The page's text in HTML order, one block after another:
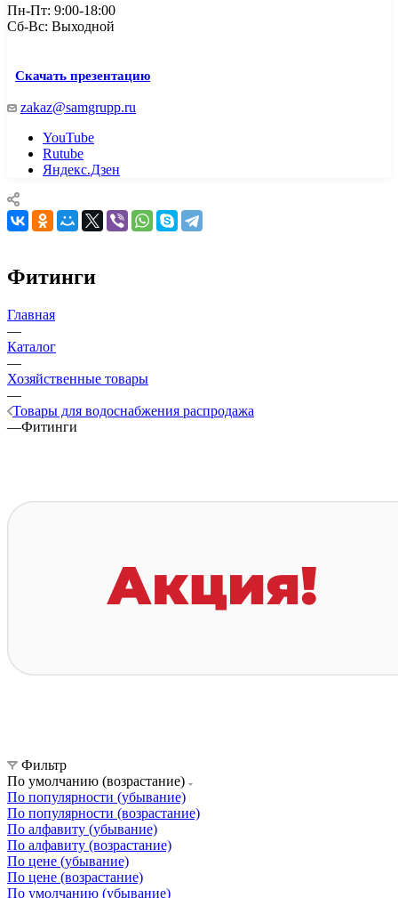
Пн-Пт: 9:00-18:00
Сб-Вс: Выходной
Скачать презентацию
zakaz@samgrupp.ru
YouTube
Rutube
Яндекс.Дзен
Фитинги
Главная
—
Каталог
—
Хозяйственные товары
—
Товары для водоснабжения распродажа
—Фитинги
Фильтр
По умолчанию (возрастание)
По популярности (убывание)
По популярности (возрастание)
По алфавиту (убывание)
По алфавиту (возрастание)
По цене (убывание)
По цене (возрастание)
По умолчанию (убывание)